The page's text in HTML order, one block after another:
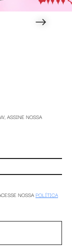
ASSINE NOSSA
NOSSAPOLÍTICA